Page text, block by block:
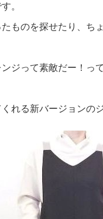
。
ものを探せたり、ち
ジって素敵だー！っ
れる新バージョンの